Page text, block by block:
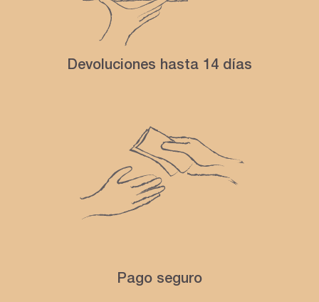
Devoluciones hasta 14 días
Pago seguro